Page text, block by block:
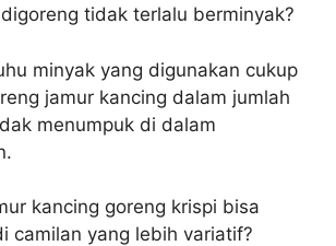
tidak terlalu berminyak?
minyak yang digunakan cukup
jamur kancing dalam jumlah
menumpuk di dalam
kancing goreng krispi bisa
camilan yang lebih variatif?